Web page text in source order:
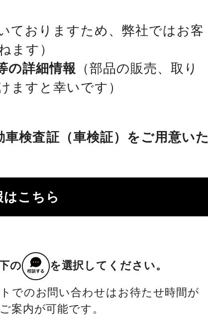
ておりますため、弊社ではお客
ます）
の詳細情報
（部品の販売、取り
ますと幸いです）
検査証（車検証）をご用意いた
はこちら
の を選択してください。
でのお問い合わせはお待たせ時間が
案内が可能です。